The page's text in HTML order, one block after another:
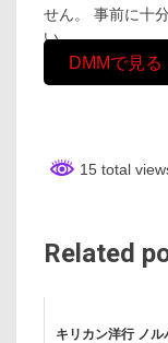
せん。 事前に十
い。
DMMで見る
15 total
Related
キリカン洋行 ノル